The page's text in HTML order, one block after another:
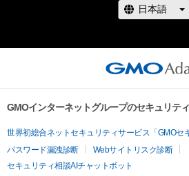
GMOインターネットグループのセキュリテ
世界初総合ネットセキュリティサービス「GMOセ
パスワード漏洩診断
Webサイトリスク診断
セキュリティ相談AIチャットボット